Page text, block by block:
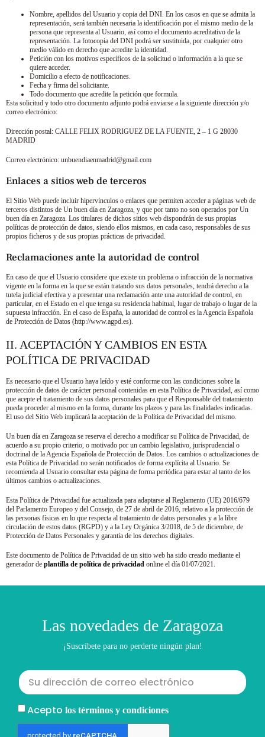
Nombre, apellidos del Usuario y copia del DNI. En los casos en que se admita la
representación, será también necesaria la identificación por el mismo medio de la
persona que representa al Usuario, así como el documento acreditativo de la
representación. La fotocopia del DNI podrá ser sustituida, por cualquier otro
medio válido en derecho que acredite la identidad.
Petición con los motivos específicos de la solicitud o información a la que se
quiere acceder.
Domicilio a efecto de notificaciones.
Fecha y firma del solicitante.
Todo documento que acredite la petición que formula.
Esta solicitud y todo otro documento adjunto podrá enviarse a la siguiente dirección y/o
correo electrónico:
Dirección postal: CALLE FELIX RODRIGUEZ DE LA FUENTE, 2 – 1 G 28030
MADRID
Correo electrónico: unbuendiaenmadrid@gmail.com
Enlaces a sitios web de terceros
El Sitio Web puede incluir hipervínculos o enlaces que permiten acceder a páginas web de
terceros distintos de Un buen día en Zaragoza, y que por tanto no son operados por Un
buen día en Zaragoza. Los titulares de dichos sitios web dispondrán de sus propias
políticas de protección de datos, siendo ellos mismos, en cada caso, responsables de sus
propios ficheros y de sus propias prácticas de privacidad.
Reclamaciones ante la autoridad de control
En caso de que el Usuario considere que existe un problema o infracción de la normativa
vigente en la forma en la que se están tratando sus datos personales, tendrá derecho a la
tutela judicial efectiva y a presentar una reclamación ante una autoridad de control, en
particular, en el Estado en el que tenga su residencia habitual, lugar de trabajo o lugar de la
supuesta infracción. En el caso de España, la autoridad de control es la Agencia Española
de Protección de Datos (http://www.agpd.es).
II. ACEPTACIÓN Y CAMBIOS EN ESTA
POLÍTICA DE PRIVACIDAD
Es necesario que el Usuario haya leído y esté conforme con las condiciones sobre la
protección de datos de carácter personal contenidas en esta Política de Privacidad, así como
que acepte el tratamiento de sus datos personales para que el Responsable del tratamiento
pueda proceder al mismo en la forma, durante los plazos y para las finalidades indicadas.
El uso del Sitio Web implicará la aceptación de la Política de Privacidad del mismo.
Un buen día en Zaragoza se reserva el derecho a modificar su Política de Privacidad, de
acuerdo a su propio criterio, o motivado por un cambio legislativo, jurisprudencial o
doctrinal de la Agencia Española de Protección de Datos. Los cambios o actualizaciones de
esta Política de Privacidad no serán notificados de forma explícita al Usuario. Se
recomienda al Usuario consultar esta página de forma periódica para estar al tanto de los
últimos cambios o actualizaciones.
Esta Política de Privacidad fue actualizada para adaptarse al Reglamento (UE) 2016/679
del Parlamento Europeo y del Consejo, de 27 de abril de 2016, relativo a la protección de
las personas físicas en lo que respecta al tratamiento de datos personales y a la libre
circulación de estos datos (RGPD) y a la Ley Orgánica 3/2018, de 5 de diciembre, de
Protección de Datos Personales y garantía de los derechos digitales.
Este documento de Política de Privacidad de un sitio web ha sido creado mediante el
generador de plantilla de política de privacidad online el día 01/07/2021.
Las novedades de Zaragoza
¡Suscríbete para no perderte ningún plan!
Acepto los términos y condiciones